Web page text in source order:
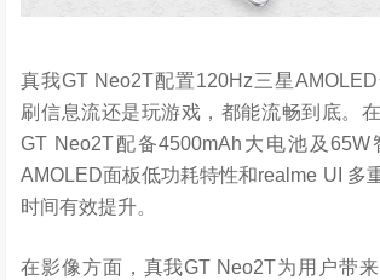
真我GT Neo2T配置120Hz三星
刷信息流还是玩游戏，都能流畅到底。
GT Neo2T配备4500mAh大电池及
AMOLED面板低功耗特性和realme UI 多
时间有效提升。
在影像方面，真我GT Neo2T为用户带